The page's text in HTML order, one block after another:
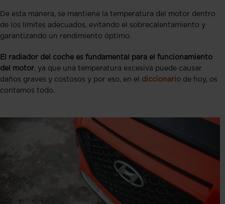
De esta manera, se mantiene la temperatura del motor dentro
de los límites adecuados, evitando el sobrecalentamiento y
garantizando un rendimiento óptimo.
El radiador del coche es fundamental para el funcionamiento
del motor, ya que una temperatura excesiva puede causar
daños graves y costosos y por eso, en el diccionario de hoy, os
contamos todo.